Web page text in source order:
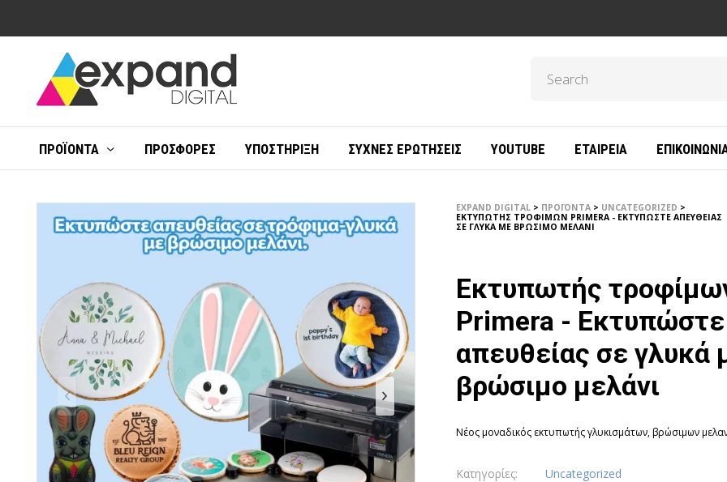
ΠΡΟΪΌΝΤΑ ΠΡΟΣΦΟΡΈΣ ΥΠΟΣΤΉΡΙΞΗ ΣΥΧΝΈΣ ΕΡΩΤΉΣΕΙΣ YOUTUBE ΕΤΑΙΡΕΊΑ
EXPAND DIGITAL> ΠΡΟΪΌΝΤΑ> UNCATEGORIZED >
ΕΚΤΥΠΩΤΉΣ ΤΡΟΦΊΜΩΝ PRIMERA - ΕΚΤΥΠΏΣΤΕ ΑΠΕΥΘΕΊΑΣ
ΣΕ ΓΛΥΚΆ ΜΕ ΒΡΏΣΙΜΟ ΜΕΛΆΝΙ
Εκτυπωτής
Primera - Εκτυπώστε
απευθείας σε γλυκά
βρώσιμο μελάνι
Νέος μοναδικός εκτυπωτής γλυκισμάτων, βρώσιμων
Κατηγορίες: Uncategorized